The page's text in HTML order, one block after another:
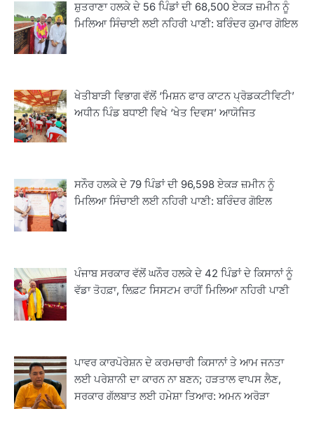
ਸ਼ੁਤਰਾਣਾ ਹਲਕੇ ਦੇ 56 ਪਿੰਡਾਂ ਦੀ 68,500 ਏਕੜ ਜ਼ਮੀਨ ਨੂੰ
ਮਿਲਿਆ ਸਿੰਚਾਈ ਲਈ ਨਹਿਰੀ ਪਾਣੀ: ਬਰਿੰਦਰ ਕੁਮਾਰ ਗੋਇਲ
ਖੇਤੀਬਾੜੀ ਵਿਭਾਗ ਵੱਲੋਂ ‘ਮਿਸ਼ਨ ਫਾਰ ਕਾਟਨ ਪ੍ਰੋਡਕਟੀਵਿਟੀ’
ਅਧੀਨ ਪਿੰਡ ਬਧਾਈ ਵਿਖੇ ‘ਖੇਤ ਦਿਵਸ’ ਆਯੋਜਿਤ
ਸਨੌਰ ਹਲਕੇ ਦੇ 79 ਪਿੰਡਾਂ ਦੀ 96,598 ਏਕੜ ਜ਼ਮੀਨ ਨੂੰ
ਮਿਲਿਆ ਸਿੰਚਾਈ ਲਈ ਨਹਿਰੀ ਪਾਣੀ: ਬਰਿੰਦਰ ਗੋਇਲ
ਪੰਜਾਬ ਸਰਕਾਰ ਵੱਲੋਂ ਘਨੌਰ ਹਲਕੇ ਦੇ 42 ਪਿੰਡਾਂ ਦੇ ਕਿਸਾਨਾਂ ਨੂੰ
ਵੱਡਾ ਤੋਹਫ਼ਾ, ਲਿਫ਼ਟ ਸਿਸਟਮ ਰਾਹੀਂ ਮਿਲਿਆ ਨਹਿਰੀ ਪਾਣੀ
ਪਾਵਰ ਕਾਰਪੋਰੇਸ਼ਨ ਦੇ ਕਰਮਚਾਰੀ ਕਿਸਾਨਾਂ ਤੇ ਆਮ ਜਨਤਾ
ਲਈ ਪਰੇਸ਼ਾਨੀ ਦਾ ਕਾਰਨ ਨਾ ਬਣਨ; ਹੜਤਾਲ ਵਾਪਸ ਲੈਣ,
ਸਰਕਾਰ ਗੱਲਬਾਤ ਲਈ ਹਮੇਸ਼ਾ ਤਿਆਰ: ਅਮਨ ਅਰੋੜਾ
ਪ੍ਰੋਡਕਟੀਵਿਟੀ’ ਅਧੀਨ ਪਿੰਡ ਬਧਾਈ ਵਿਖੇ ‘ਖੇਤ
ਦਿਵਸ’ ਆਯੋਜਿਤ
Editor
ਪ੍ਰਿਯਾਂਕ ਕਾਨੂੰਨਗੋ ਵਲੋਂ ਬਰਨਾਲਾ ਵਿੱਚ ਵੱਖ-ਵੱਖ
ਸਕੀਮਾਂ ਦਾ ਜਾਇਜ਼ਾ
Editor